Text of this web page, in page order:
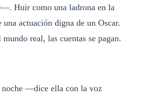
Huir como una ladrona en la
una actuación digna de un Oscar.
real, las cuentas se pagan.
—dice ella con la voz